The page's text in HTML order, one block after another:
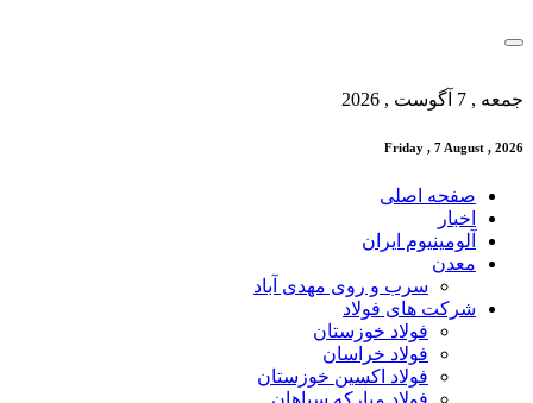
جمعه , 7 آگوست , 2026
Friday , 7 August , 2026
صفحه اصلی
اخبار
آلومینیوم ایران
معدن
سرب و روی مهدی آباد
شرکت های فولاد
فولاد خوزستان
فولاد خراسان
فولاد اکسین خوزستان
فولاد مبارکه سپاهان